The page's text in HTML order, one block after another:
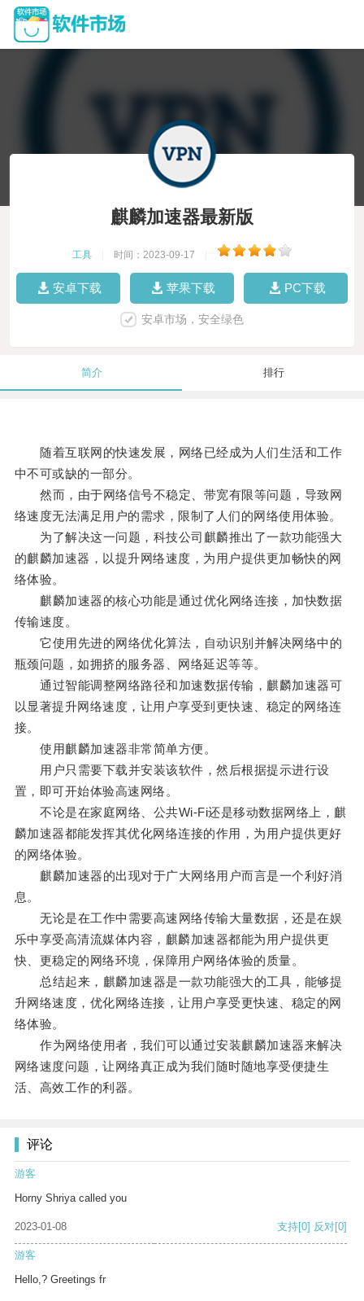
麒麟加速器最新版
工具 时间：2023-09-17
安卓下载 苹果下载 PC下载
安卓市场，安全绿色
简介 排行
随着互联网的快速发展，网络已经成为人们生活和工作
中不可或缺的一部分。
然而，由于网络信号不稳定、带宽有限等问题，导致网
络速度无法满足用户的需求，限制了人们的网络使用体验。
为了解决这一问题，科技公司麒麟推出了一款功能强大
的麒麟加速器，以提升网络速度，为用户提供更加畅快的网
络体验。
麒麟加速器的核心功能是通过优化网络连接，加快数据
传输速度。
它使用先进的网络优化算法，自动识别并解决网络中的
瓶颈问题，如拥挤的服务器、网络延迟等等。
通过智能调整网络路径和加速数据传输，麒麟加速器可
以显著提升网络速度，让用户享受到更快速、稳定的网络连
接。
使用麒麟加速器非常简单方便。
用户只需要下载并安装该软件，然后根据提示进行设
置，即可开始体验高速网络。
不论是在家庭网络、公共Wi-Fi还是移动数据网络上，麒
麟加速器都能发挥其优化网络连接的作用，为用户提供更好
的网络体验。
麒麟加速器的出现对于广大网络用户而言是一个利好消
息。
无论是在工作中需要高速网络传输大量数据，还是在娱
乐中享受高清流媒体内容，麒麟加速器都能为用户提供更
快、更稳定的网络环境，保障用户网络体验的质量。
总结起来，麒麟加速器是一款功能强大的工具，能够提
升网络速度，优化网络连接，让用户享受更快速、稳定的网
络体验。
作为网络使用者，我们可以通过安装麒麟加速器来解决
网络速度问题，让网络真正成为我们随时随地享受便捷生
活、高效工作的利器。
评论
游客
Horny Shriya called you
2023-01-08 支持[0] 反对[0]
游客
Hello,? Greetings fr